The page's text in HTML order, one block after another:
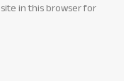
in this browser for